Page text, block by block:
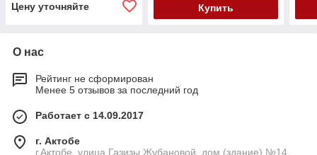
Цену уточняйте Купить
О нас
Рейтинг не сформирован
Менее 5 отзывов за последний год
Работает с 14.09.2017
г. Актобе
г.Актобе, улица Газизы Жубановой, дом (здание) №14,